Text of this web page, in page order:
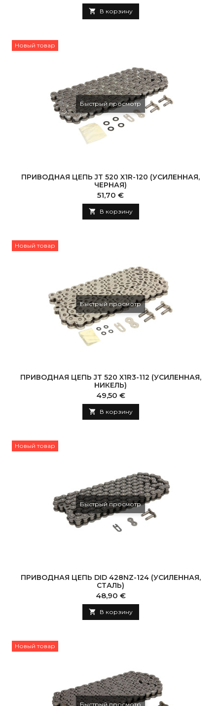
 В корзину
Новый товар
Быстрый просмотр
ПРИВОДНАЯ ЦЕПЬ JT 520 X1R-120 (УСИЛЕННАЯ,
ЧЕРНАЯ)
Цена
51,70 €
 В корзину
Новый товар
Быстрый просмотр
ПРИВОДНАЯ ЦЕПЬ JT 520 X1R3-112 (УСИЛЕННАЯ,
НИКЕЛЬ)
Цена
49,50 €
 В корзину
Новый товар
Быстрый просмотр
ПРИВОДНАЯ ЦЕПЬ DID 428NZ-124 (УСИЛЕННАЯ,
СТАЛЬ)
Цена
48,90 €
 В корзину
Новый товар
Быстрый просмотр